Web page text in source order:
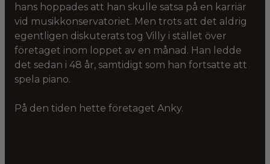
hans hoppades att han skulle satsa på en karriär
vid musikkonservatoriet. Men trots att det aldrig
egentligen diskuterats tog Villy i stället över
företaget inom loppet av en månad. Han ledde
det sedan i 48 år, samtidigt som han fortsatte att
spela piano.
På den tiden hette företaget Anky.